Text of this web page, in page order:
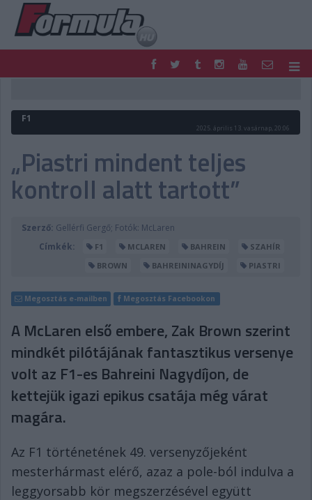
FORMULA
MOTOR
PODCAST
SHOP
LIVE
TIPPJÁTÉK
DIGITÁLIS MAGAZIN
PONTÁLLÁSOK
F1
2025. április 13. vasárnap, 20:06
„Piastri mindent teljes
kontroll alatt tartott”
Szerző: Gellérfi Gergő; Fotók: McLaren
Címkék:
F1 MCLAREN BAHREIN
SZAHÍR
BROWN
BAHREININAGYDÍJ PIASTRI
Megosztás e-mailben Megosztás Facebookon
A McLaren első embere, Zak Brown szerint
mindkét pilótájának fantasztikus versenye
volt az F1-es Bahreini Nagydíjon, de
kettejük igazi epikus csatája még várat
magára.
Az F1 történetének 49. versenyzőjeként
mesterhármast elérő, azaz a pole-ból indulva a
leggyorsabb kör megszerzésével együtt